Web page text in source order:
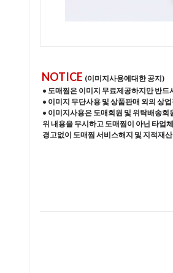
NOTICE (이미지사용에대한 공지)
• 도매찜은 이미지 무료제공하지만 반
• 이미지 무단사용 및 상품판매 외의 상
• 이미지사용은 도매회원 및 위탁배송회
위 내용을 무시하고 도매찜이 아닌 타업
경고없이 도매찜 서비스해지 및 지적재